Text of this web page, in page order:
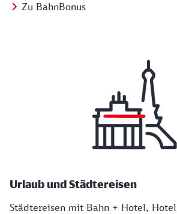
Zu BahnBonus
Urlaub und Städtereisen
Städtereisen mit Bahn + Hotel,